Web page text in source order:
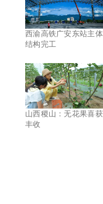
西渝高铁广安东站主体
结构完工
山西稷山：无花果喜获
丰收